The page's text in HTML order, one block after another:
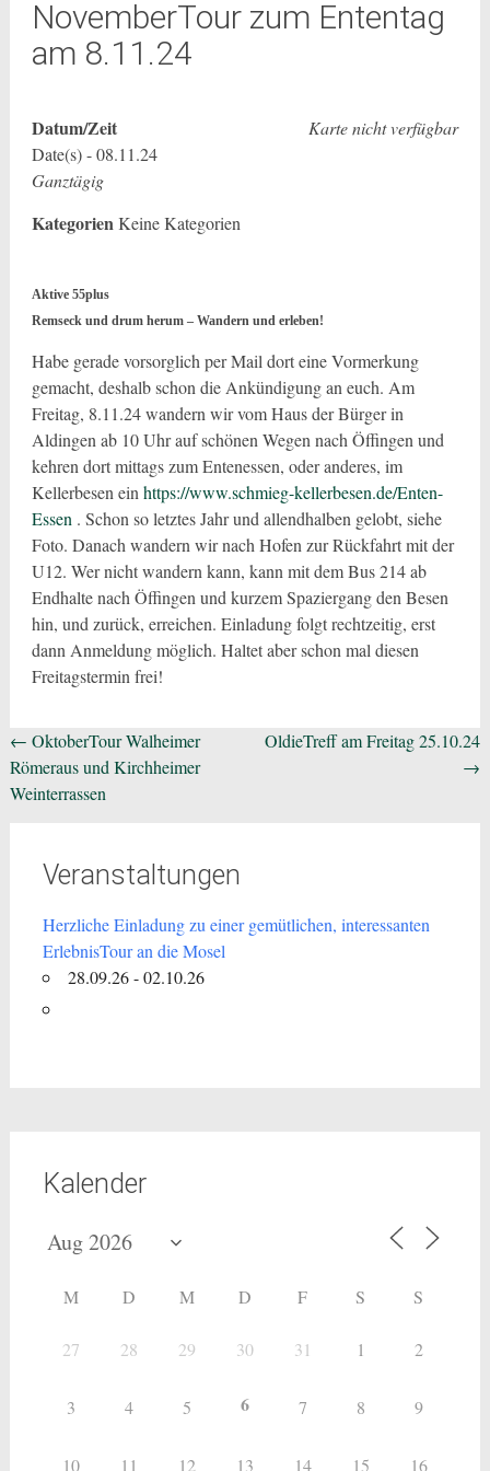
NovemberTour zum Ententag
am 8.11.24
Karte nicht verfügbar
Datum/Zeit
Date(s) - 08.11.24
Ganztägig
KategorienKeine Kategorien
Aktive 55plus
Remseck und drum herum – Wandern und erleben!
Habe gerade vorsorglich per Mail dort eine Vormerkung
gemacht, deshalb schon die Ankündigung an euch. Am
Freitag, 8.11.24 wandern wir vom Haus der Bürger in
Aldingen ab 10 Uhr auf schönen Wegen nach Öffingen und
kehren dort mittags zum Entenessen, oder anderes, im
Kellerbesen ein https://www.schmieg-kellerbesen.de/Enten-
Essen . Schon so letztes Jahr und allendhalben gelobt, siehe
Foto. Danach wandern wir nach Hofen zur Rückfahrt mit der
U12. Wer nicht wandern kann, kann mit dem Bus 214 ab
Endhalte nach Öffingen und kurzem Spaziergang den Besen
hin, und zurück, erreichen. Einladung folgt rechtzeitig, erst
dann Anmeldung möglich. Haltet aber schon mal diesen
Freitagstermin frei!
Beitragsnavigation
← OktoberTour Walheimer
Römeraus und Kirchheimer
Weinterrassen
OldieTreff am Freitag 25.10.24
→
Veranstaltungen
Herzliche Einladung zu einer gemütlichen, interessanten
ErlebnisTour an die Mosel
28.09.26 - 02.10.26
Kalender
M D M D F S S
27 28 29 30 31 1 2
3 4 5 6 7 8 9
10 11 12 13 14 15 16